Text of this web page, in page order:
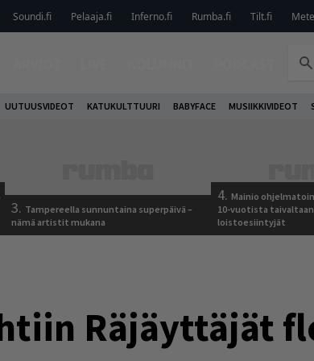
Soundi.fi Pelaaja.fi Inferno.fi Rumba.fi Tilt.fi
UUTUUSVIDEOT KATUKULTTUURI BABYFACE MUSIIKKIVIDEOT
3. Tampereella sunnuntaina superpäivä –
nämä artistit mukana
4. Mainio
10-vuotista
loistoesiintyjät
Räjäyttäjät